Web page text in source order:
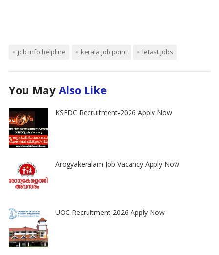
job info helpline kerala job point letast jobs
You May Also Like
KSFDC Recruitment-2026 Apply Now
Arogyakeralam Job Vacancy Apply Now
UOC Recruitment-2026 Apply Now